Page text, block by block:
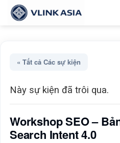
qua
« Tất cả Các sự kiện
Này sự kiện đã trôi qua.
Workshop SEO –
Search Intent 4.0